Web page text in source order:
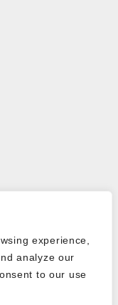
experience,
analyze our
to our use